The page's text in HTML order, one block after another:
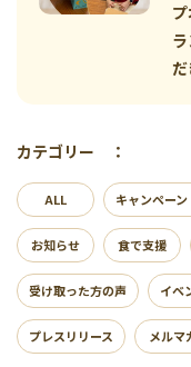
カテゴリー ：
ALL キャンペー
お知らせ 食で支援
受け取った方の声 イベ
プレスリリース メルマ